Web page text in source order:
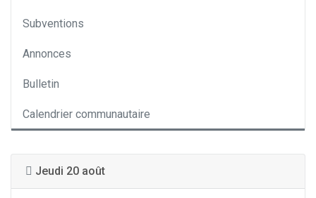
Subventions
Annonces
Bulletin
Calendrier communautaire
Jeudi 20 août